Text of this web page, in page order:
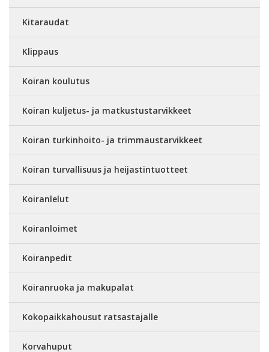
Kitaraudat
Klippaus
Koiran koulutus
Koiran kuljetus- ja matkustustarvikkeet
Koiran turkinhoito- ja trimmaustarvikkeet
Koiran turvallisuus ja heijastintuotteet
Koiranlelut
Koiranloimet
Koiranpedit
Koiranruoka ja makupalat
Kokopaikkahousut ratsastajalle
Korvahuput